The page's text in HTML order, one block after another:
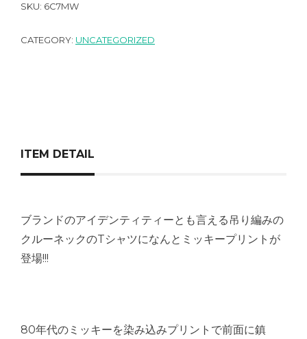
SKU: 6C7MW
CATEGORY: UNCATEGORIZED
ITEM DETAIL
ブランドのアイデンティティーとも言える吊り編みの
クルーネックのTシャツになんとミッキープリントが
登場!!!
80年代のミッキーを染み込みプリントで前面に鎮